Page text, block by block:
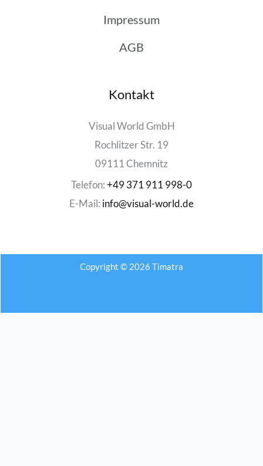
Impressum
AGB
Kontakt
Visual World GmbH
Rochlitzer Str. 19
09111 Chemnitz
Telefon:+49 371 911 998-0
E-Mail: info@visual-world.de
Copyright © 2026 Timatra